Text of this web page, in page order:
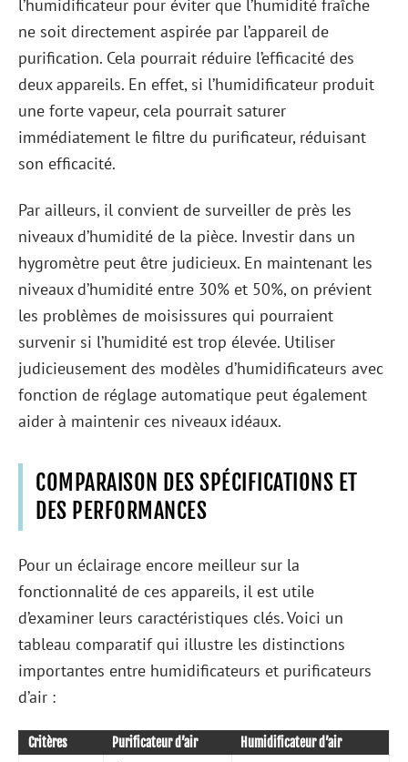
l’humidificateur pour éviter que l’humidité fraîche
ne soit directement aspirée par l’appareil de
purification. Cela pourrait réduire l’efficacité des
deux appareils. En effet, si l’humidificateur produit
une forte vapeur, cela pourrait saturer
immédiatement le filtre du purificateur, réduisant
son efficacité.
Par ailleurs, il convient de surveiller de près les
niveaux d’humidité de la pièce. Investir dans un
hygromètre peut être judicieux. En maintenant les
niveaux d’humidité entre 30% et 50%, on prévient
les problèmes de moisissures qui pourraient
survenir si l’humidité est trop élevée. Utiliser
judicieusement des modèles d’humidificateurs avec
fonction de réglage automatique peut également
aider à maintenir ces niveaux idéaux.
COMPARAISON DES SPÉCIFICATIONS ET
DES PERFORMANCES
Pour un éclairage encore meilleur sur la
fonctionnalité de ces appareils, il est utile
d’examiner leurs caractéristiques clés. Voici un
tableau comparatif qui illustre les distinctions
importantes entre humidificateurs et purificateurs
d’air :
Critères Purificateur d’air Humidificateur d’air